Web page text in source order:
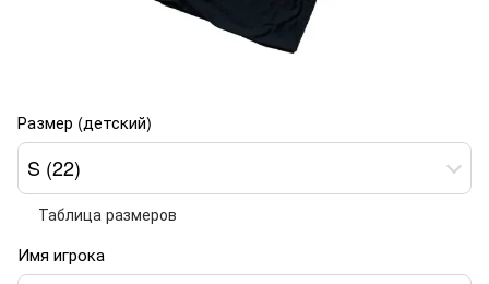
Размер (детский)
S (22)
Таблица размеров
Имя игрока